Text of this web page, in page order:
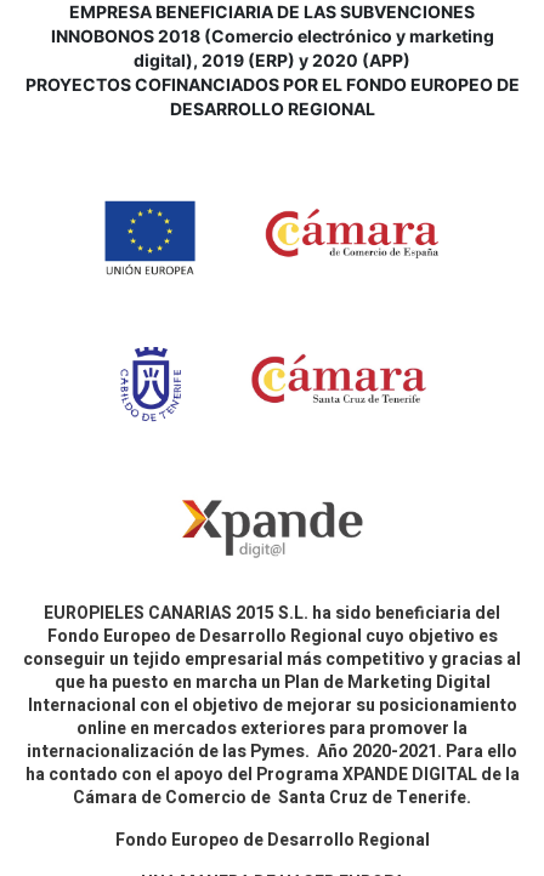
EMPRESA BENEFICIARIA DE LAS SUBVENCIONES
INNOBONOS 2018 (Comercio electrónico y marketing
digital), 2019 (ERP) y 2020 (APP)
PROYECTOS COFINANCIADOS POR EL FONDO EUROPEO DE
DESARROLLO REGIONAL
EUROPIELES CANARIAS 2015 S.L. ha sido beneficiaria del
Fondo Europeo de Desarrollo Regional cuyo objetivo es
conseguir un tejido empresarial más competitivo y gracias al
que ha puesto en marcha un Plan de Marketing Digital
Internacional con el objetivo de mejorar su posicionamiento
online en mercados exteriores para promover la
internacionalización de las Pymes. Año 2020-2021. Para ello
ha contado con el apoyo del Programa XPANDE DIGITAL de la
Cámara de Comercio de Santa Cruz de Tenerife.
Fondo Europeo de Desarrollo Regional